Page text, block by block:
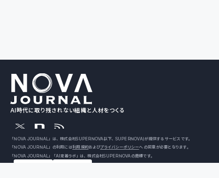
AI時代に取り残されない組織と人材をつくる
「NOVA JOURNAL」は、株式会社SUPERNOVA（以下、SUPERNOVA）が提供するサービスです。
「NOVA JOURNAL」の利用には利用規約およびプライバシーポリシーへの同意が必要となります。
「NOVA JOURNAL」「AI定着ラボ」は、株式会社SUPERNOVAの商標です。